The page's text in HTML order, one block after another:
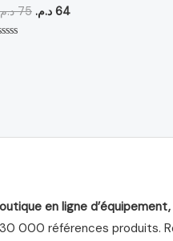
75
64 د.م.
en ligne
000 références produits.